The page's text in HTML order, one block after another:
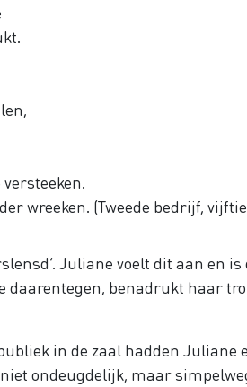
wreeken. (Tweede bedrijf,
Juliane voelt dit aan en
benadrukt haar
in de zaal hadden Juliane
niet ondeugdelijk, maar